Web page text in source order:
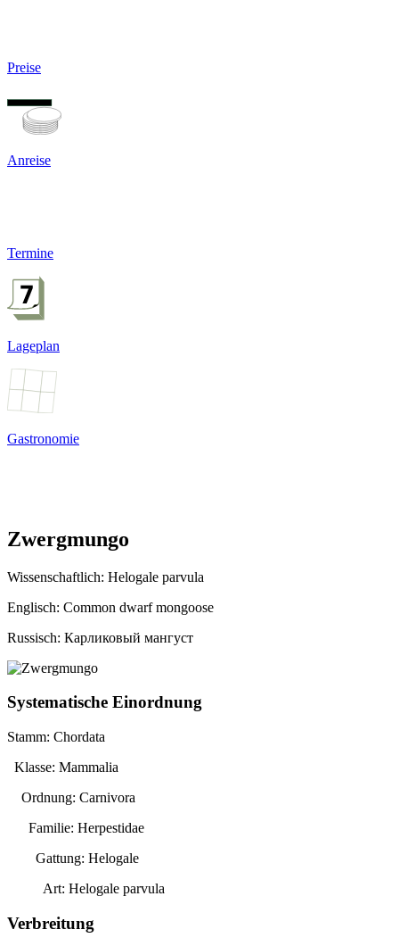
Preise
Anreise
Termine
Lageplan
Gastronomie
Zwergmungo
Wissenschaftlich: Helogale parvula
Englisch: Common dwarf mongoose
Russisch: Карликовый мангуст
Systematische Einordnung
Stamm: Chordata
Klasse: Mammalia
Ordnung: Carnivora
Familie: Herpestidae
Gattung: Helogale
Art: Helogale parvula
Verbreitung